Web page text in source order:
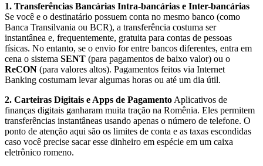
1. Transferências Bancárias Intra-bancárias e Inter-bancárias
Se você e o destinatário possuem conta no mesmo banco (como
Banca Transilvania ou BCR), a transferência costuma ser
instantânea e, frequentemente, gratuita para contas de pessoas
físicas. No entanto, se o envio for entre bancos diferentes, entra em
cena o sistema SENT (para pagamentos de baixo valor) ou o
ReCON (para valores altos). Pagamentos feitos via Internet
Banking costumam levar algumas horas ou até um dia útil.
2. Carteiras Digitais e Apps de Pagamento Aplicativos de
finanças digitais ganharam muita tração na Romênia. Eles permitem
transferências instantâneas usando apenas o número de telefone. O
ponto de atenção aqui são os limites de conta e as taxas escondidas
caso você precise sacar esse dinheiro em espécie em um caixa
eletrônico romeno.